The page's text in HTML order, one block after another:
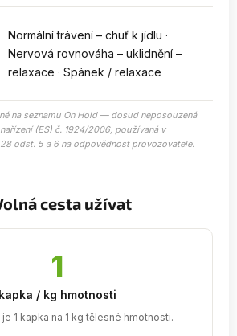
Normální trávení – chuť k jídlu ·
Nervová rovnováha – uklidnění –
relaxace · Spánek / relaxace
na seznamu On Hold — dosud neposouzená
(ES) č. 1924/2006, používaná v
odst. 5 a 6 na odpovědnost provozovatele.
cesta užívat
1
kapka / kg hmotnosti
1 kapka na 1 kg tělesné hmotnosti.